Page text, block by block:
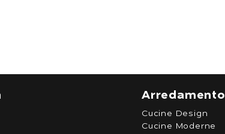
Arredamento
Cucine Design
Cucine Moderne